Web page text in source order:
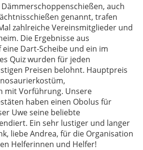
auch
genannt, trafen
zahlreiche Vereinsmitglieder und
Die Ergebnisse aus
Dart-Scheibe und ein im
Quiz wurden für jeden
Preisen belohnt. Hauptpreis
mit Vorführung. Unsere
haben einen Obolus für
Uwe seine beliebte
Ein sehr lustiger und langer
liebe Andrea, für die Organisation
Helferinnen und Helfer!